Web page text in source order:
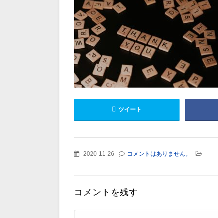
ツイート
2020-11-26 コメントはありません。
コメントを残す